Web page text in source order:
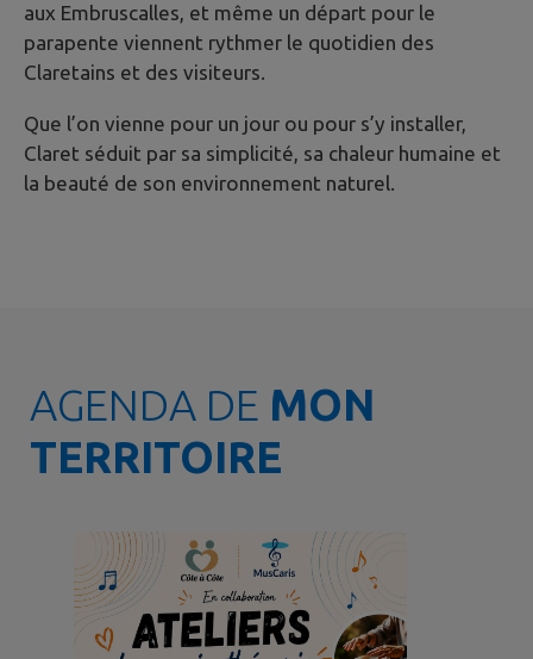
aux Embruscalles, et même un départ pour le
parapente viennent rythmer le quotidien des
Claretains et des visiteurs.
Que l’on vienne pour un jour ou pour s’y installer,
Claret séduit par sa simplicité, sa chaleur humaine et
la beauté de son environnement naturel.
AGENDA DE MON
TERRITOIRE